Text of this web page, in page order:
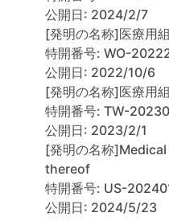
公開日: 2024/2/7
[発明の名称]医療用
特開番号: WO-
公開日: 2022/10/6
[発明の名称]医療用
特開番号: TW-
公開日: 2023/2/1
[発明の名称
thereof
特開番号: US-
公開日: 2024/5/23